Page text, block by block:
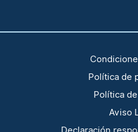
Política de
Política
Aviso